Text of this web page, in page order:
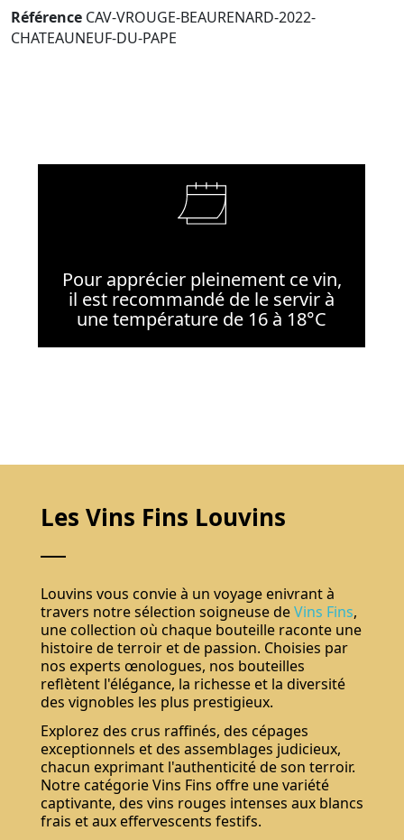
Référence CAV-VROUGE-BEAURENARD-2022-
CHATEAUNEUF-DU-PAPE
Pour apprécier pleinement ce vin,
il est recommandé de le servir à
une température de 16 à 18°C
Les Vins Fins Louvins
Louvins vous convie à un voyage enivrant à
travers notre sélection soigneuse deVins Fins,
une collection où chaque bouteille raconte une
histoire de terroir et de passion. Choisies par
nos experts œnologues, nos bouteilles
reflètent l'élégance, la richesse et la diversité
des vignobles les plus prestigieux.
Explorez des crus raffinés, des cépages
exceptionnels et des assemblages judicieux,
chacun exprimant l'authenticité de son terroir.
Notre catégorie Vins Fins offre une variété
captivante, des vins rouges intenses aux blancs
frais et aux effervescents festifs.